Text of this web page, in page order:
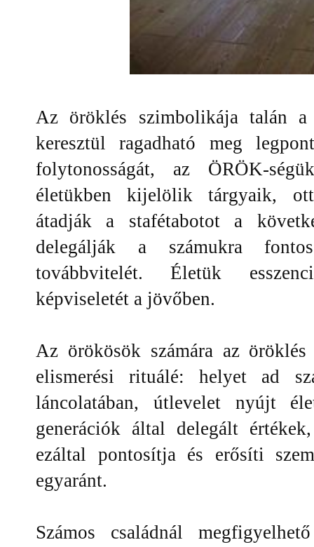
Az öröklés szimbolikája talán a
keresztül ragadható meg
folytonosságát, az ÖRÖK-
életükben kijelölik tárgyaik,
átadják a stafétabotot a
delegálják a számukra
továbbvitelét. Életük
képviseletét a jövőben.
Az örökösök számára az öröklés
elismerési rituálé: helyet ad
láncolatában, útlevelet nyújt
generációk által delegált
ezáltal pontosítja és erősíti
egyaránt.
Számos családnál